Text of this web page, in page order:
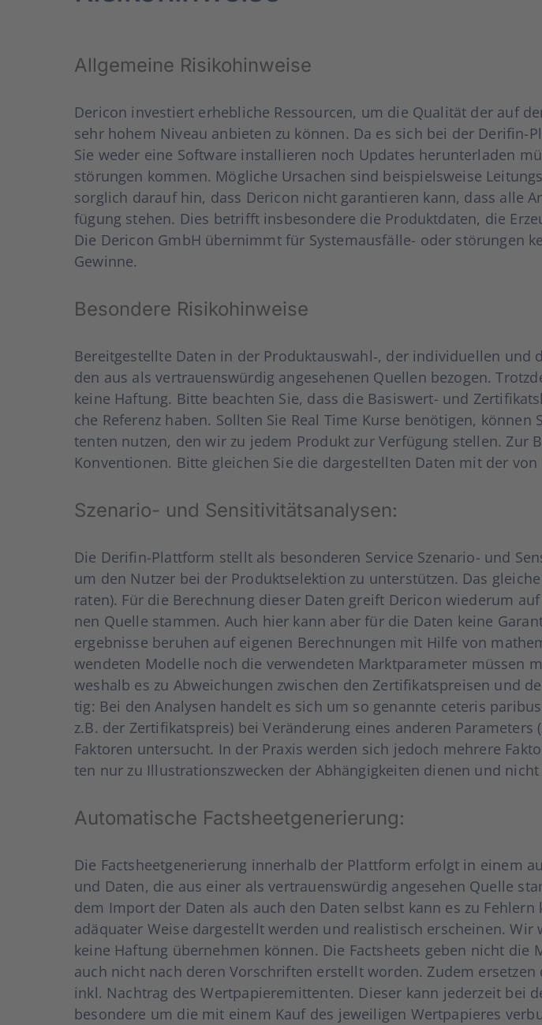
All­ge­mei­ne Risi­ko­hin­wei­se
Der­icon inves­tiert erheb­li­che Res­sour­cen, um die Qua­li­tät der auf
sehr hohem Niveau anbie­ten zu kön­nen. Da es sich bei der
Sie weder eine Soft­ware instal­lie­ren noch Updates her­un­ter­la­den
stö­run­gen kom­men. Mög­li­che Ursa­chen sind bei­spiels­wei­se
sorg­lich dar­auf hin, dass Der­icon nicht garan­tie­ren kann, dass alle
fü­gung ste­hen. Dies betrifft ins­be­son­de­re die Pro­dukt­da­ten, die
Die Der­icon GmbH über­nimmt für Sys­tem­aus­fäl­le- oder stö­run­gen
Gewin­ne.
Beson­de­re Risi­ko­hin­wei­se
Bereit­ge­stell­te Daten in der Produktauswahl‑, der indi­vi­du­el­len
den aus als ver­trau­ens­wür­dig ange­se­he­nen Quel­len bezo­gen.
kei­ne Haf­tung. Bit­te beach­ten Sie, dass die Basis­wert- und
che Refe­renz haben. Soll­ten Sie Real Time Kur­se benö­ti­gen,
ten­ten nut­zen, den wir zu jedem Pro­dukt zur Ver­fü­gung stel­len. Zur
Kon­ven­tio­nen. Bit­te glei­chen Sie die dar­ge­stell­ten Daten mit der
Sze­na­rio- und Sen­si­ti­vi­täts­ana­ly­sen:
Die Derifin-Platt­form stellt als beson­de­ren Ser­vice Sze­na­rio- und
um den Nut­zer bei der Pro­dukt­se­lek­ti­on zu unter­stüt­zen. Das
ra­ten). Für die Berech­nung die­ser Daten greift Der­icon wie­der­um
nen Quel­le stam­men. Auch hier kann aber für die Daten kei­ne
er­geb­nis­se beru­hen auf eige­nen Berech­nun­gen mit Hil­fe von
wen­de­ten Model­le noch die ver­wen­de­ten Markt­pa­ra­me­ter müs­sen
wes­halb es zu Abwei­chun­gen zwi­schen den Zer­ti­fi­kats­prei­sen und
tig: Bei den Ana­ly­sen han­delt es sich um so genann­te cete­ris
z.B. der Zer­ti­fi­kats­preis) bei Ver­än­de­rung eines ande­ren
Fak­to­ren unter­sucht. In der Pra­xis wer­den sich jedoch meh­re­re
ten nur zu Illus­tra­ti­ons­zwe­cken der Abhän­gig­kei­ten die­nen und
Auto­ma­ti­sche Facts­heet­ge­ne­rie­rung:
Die Facts­heet­ge­ne­rie­rung inner­halb der Platt­form erfolgt in einem
und Daten, die aus einer als ver­trau­ens­wür­dig ange­se­hen Quel­le
dem Import der Daten als auch den Daten selbst kann es zu
adäqua­ter Wei­se dar­ge­stellt wer­den und rea­lis­tisch erschei­nen.
kei­ne Haf­tung über­neh­men kön­nen. Die Facts­heets geben nicht
auch nicht nach deren Vor­schrif­ten erstellt wor­den. Zudem
inkl. Nach­trag des Wert­pa­pier­emit­ten­ten. Die­ser kann jeder­zeit
be­son­de­re um die mit einem Kauf des jewei­li­gen Wert­pa­pie­res